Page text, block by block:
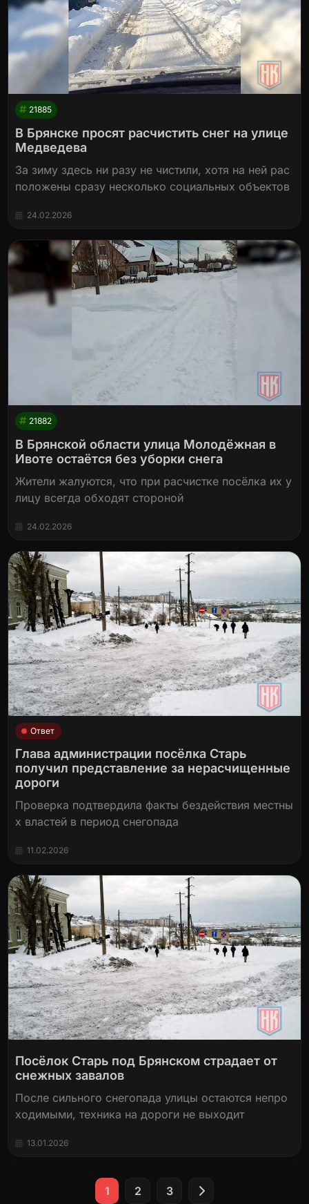
21885
В Брянске просят расчистить снег на улице
Медведева
За зиму здесь ни разу не чистили, хотя на ней рас
положены сразу несколько социальных объектов
24.02.2026
21882
В Брянской области улица Молодёжная в
Ивоте остаётся без уборки снега
Жители жалуются, что при расчистке посёлка их у
лицу всегда обходят стороной
24.02.2026
Ответ
Глава администрации посёлка Старь
получил представление за нерасчищенные
дороги
Проверка подтвердила факты бездействия местны
х властей в период снегопада
11.02.2026
Посёлок Старь под Брянском страдает от
снежных завалов
После сильного снегопада улицы остаются непро
ходимыми, техника на дороги не выходит
13.01.2026
1 2 3